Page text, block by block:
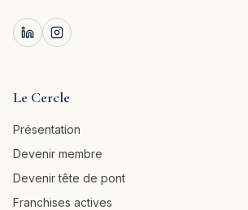
Le Cercle
Présentation
Devenir membre
Devenir tête de pont
Franchises actives